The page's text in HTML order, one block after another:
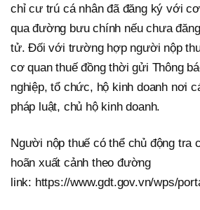
chỉ cư trú cá nhân đã đăng ký với
qua đường bưu chính nếu chưa
tử. Đối với trường hợp người nộp
cơ quan thuế đồng thời gửi Thông
nghiệp, tổ chức, hộ kinh doanh nơi
pháp luật, chủ hộ kinh doanh.
Người nộp thuế có thể chủ động tra
hoãn xuất cảnh theo đường
link: https://www.gdt.gov.vn/wps/